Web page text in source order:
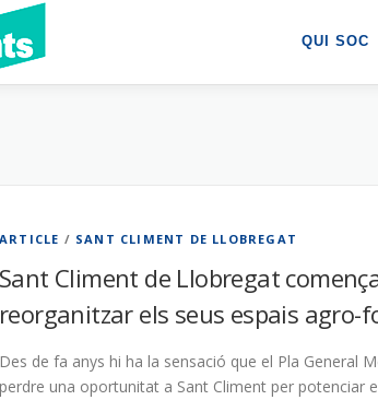
QUI SOC
ARTICLE / SANT CLIMENT DE LLOBREGAT
Sant Climent de Llobregat
reorganitzar els seus espais agro-
Des de fa anys hi ha la sensació que el Pla General
perdre una oportunitat a Sant Climent per potenciar